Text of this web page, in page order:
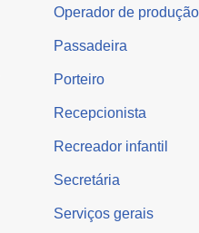
Operador de produção
Passadeira
Porteiro
Recepcionista
Recreador infantil
Secretária
Serviços gerais